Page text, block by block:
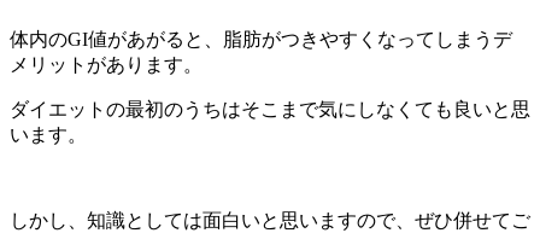
体内のGI値があがると、脂肪がつきやすくなってしまうデ
メリットがあります。
ダイエットの最初のうちはそこまで気にしなくても良いと思
います。
しかし、知識としては面白いと思いますので、ぜひ併せてご